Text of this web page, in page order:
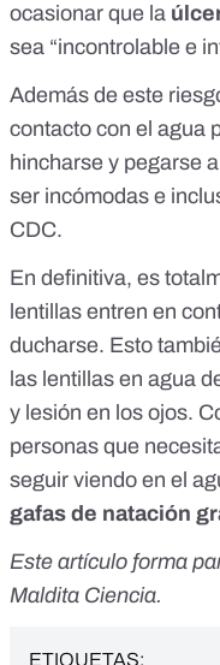
ocasionar que la
sea “incontrolable e
Además de este
contacto con el agua
hincharse y pegarse
ser incómodas e
CDC.
En definitiva, es
lentillas entren en
ducharse. Esto
las lentillas en agua
y lesión en los ojos.
personas que
seguir viendo en el
gafas de natación
Este artículo forma
Maldita Ciencia.
ETIQUETAS: